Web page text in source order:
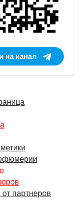
на канал
партнеров